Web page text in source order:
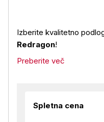
Izberite kvalitetno
Redragon!
Preberite več
Spletna cena